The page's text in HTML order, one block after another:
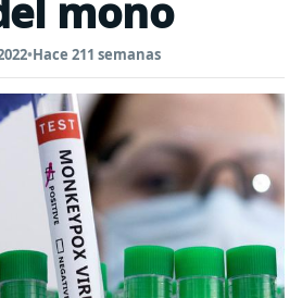
mono
•Hace 211 semanas